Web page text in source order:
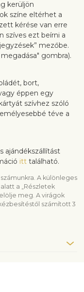
kerüljön
színe eltérhet a
kérése van erre
szíves ezt beírni a
mezőbe.
gombra).
bort,
éppen egy
szívhez szóló
téve a
ajándékszállítást
itt található.
A különleges
a „Részletek
meg. A virágok
számított 3